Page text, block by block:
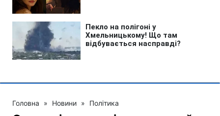
Головна » Новини » Політика